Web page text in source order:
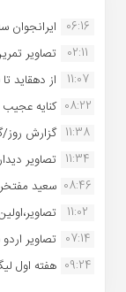
06:16 ایرانجوان
02:11
تصاویر
11:07
از دهقاید
08:22 کنایه
11:38 گزارش روز/
11:34 تصاویر
08:46 سعید مفتخر
11:02
07:14 تصاویر
09:24 هفته اول